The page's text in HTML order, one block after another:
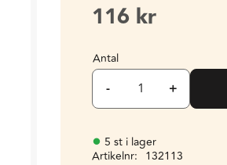
116 kr
Antal
+
-
5 st i lager
Artikelnr
132113